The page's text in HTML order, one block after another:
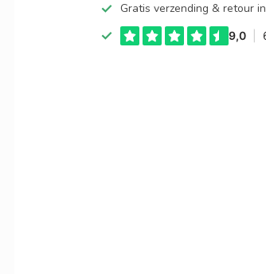
Gratis verzending & retour in